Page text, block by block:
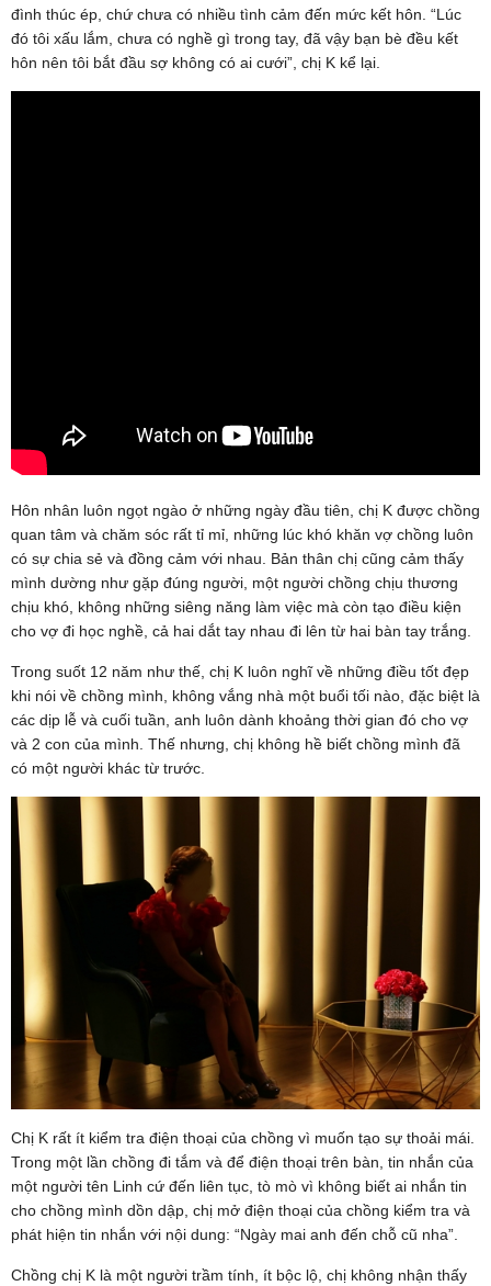
đình thúc ép, chứ chưa có nhiều tình cảm đến mức kết hôn. “Lúc
đó tôi xấu lắm, chưa có nghề gì trong tay, đã vậy bạn bè đều kết
hôn nên tôi bắt đầu sợ không có ai cưới”, chị K kể lại.
Hôn nhân luôn ngọt ngào ở những ngày đầu tiên, chị K được chồng
quan tâm và chăm sóc rất tỉ mỉ, những lúc khó khăn vợ chồng luôn
có sự chia sẻ và đồng cảm với nhau. Bản thân chị cũng cảm thấy
mình dường như gặp đúng người, một người chồng chịu thương
chịu khó, không những siêng năng làm việc mà còn tạo điều kiện
cho vợ đi học nghề, cả hai dắt tay nhau đi lên từ hai bàn tay trắng.
Trong suốt 12 năm như thế, chị K luôn nghĩ về những điều tốt đẹp
khi nói về chồng mình, không vắng nhà một buổi tối nào, đặc biệt là
các dịp lễ và cuối tuần, anh luôn dành khoảng thời gian đó cho vợ
và 2 con của mình. Thế nhưng, chị không hề biết chồng mình đã
có một người khác từ trước.
Chị K rất ít kiểm tra điện thoại của chồng vì muốn tạo sự thoải mái.
Trong một lần chồng đi tắm và để điện thoại trên bàn, tin nhắn của
một người tên Linh cứ đến liên tục, tò mò vì không biết ai nhắn tin
cho chồng mình dồn dập, chị mở điện thoại của chồng kiểm tra và
phát hiện tin nhắn với nội dung: “Ngày mai anh đến chỗ cũ nha”.
Chồng chị K là một người trầm tính, ít bộc lộ, chị không nhận thấy